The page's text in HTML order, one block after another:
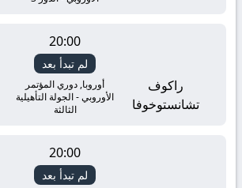
راكوف
تشانستوخوفا
20:00
لم تبدأ بعد
أوروبا, دوري المؤتمر
الأوروبي - الجولة التأهيلية
الثالثة
20:00
لم تبدأ بعد